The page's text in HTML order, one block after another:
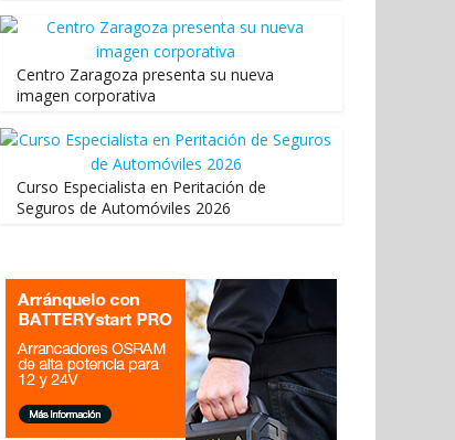
Centro Zaragoza presenta su nueva
imagen corporativa
Curso Especialista en Peritación de
Seguros de Automóviles 2026